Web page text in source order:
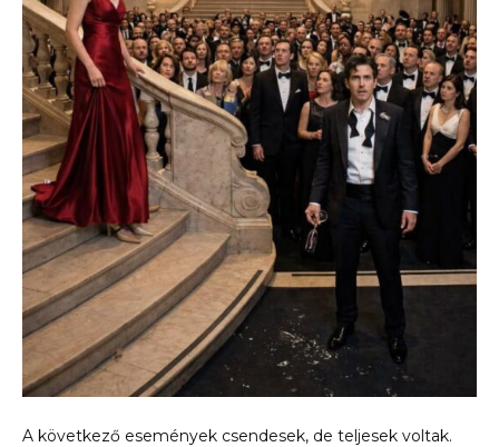
A következő események csendesek, de teljesek voltak.